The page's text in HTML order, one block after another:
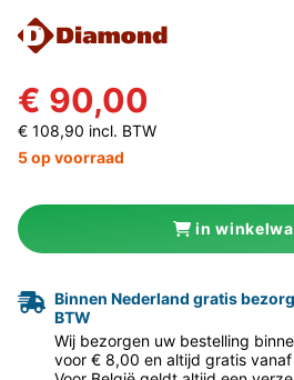
€ 90,00
€ 108,90 incl. BTW
5 op voorraad
in
Binnen Nederland gratis
BTW
Wij bezorgen uw bestelling
voor € 8,00 en altijd gratis